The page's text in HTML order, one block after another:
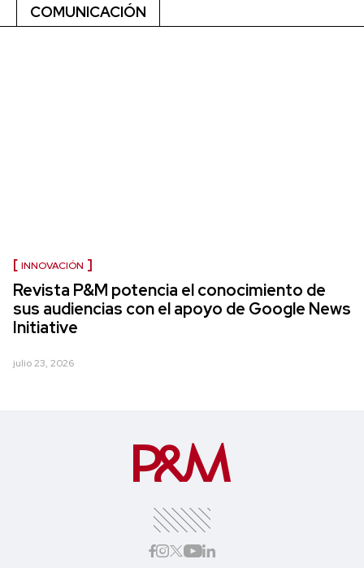
COMUNICACIÓN
INNOVACIÓN
Revista P&M potencia el conocimiento de
sus audiencias con el apoyo de Google News
Initiative
julio 23, 2026